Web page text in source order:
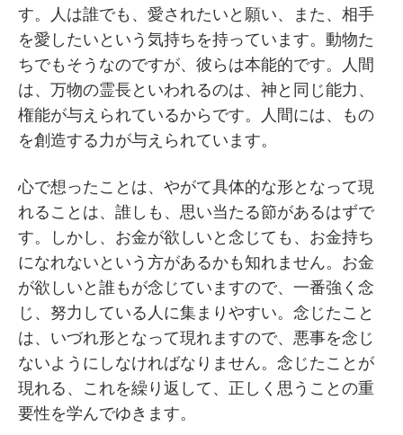
す。人は誰でも、愛されたいと願い、また、相手
を愛したいという気持ちを持っています。動物た
ちでもそうなのですが、彼らは本能的です。人間
は、万物の霊長といわれるのは、神と同じ能力、
権能が与えられているからです。人間には、もの
を創造する力が与えられています。
心で想ったことは、やがて具体的な形となって現
れることは、誰しも、思い当たる節があるはずで
す。しかし、お金が欲しいと念じても、お金持ち
になれないという方があるかも知れません。お金
が欲しいと誰もが念じていますので、一番強く念
じ、努力している人に集まりやすい。念じたこと
は、いづれ形となって現れますので、悪事を念じ
ないようにしなければなりません。念じたことが
現れる、これを繰り返して、正しく思うことの重
要性を学んでゆきます。